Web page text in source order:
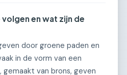
en wat zijn de
door groene paden en
in de vorm van een
gemaakt van brons, geven